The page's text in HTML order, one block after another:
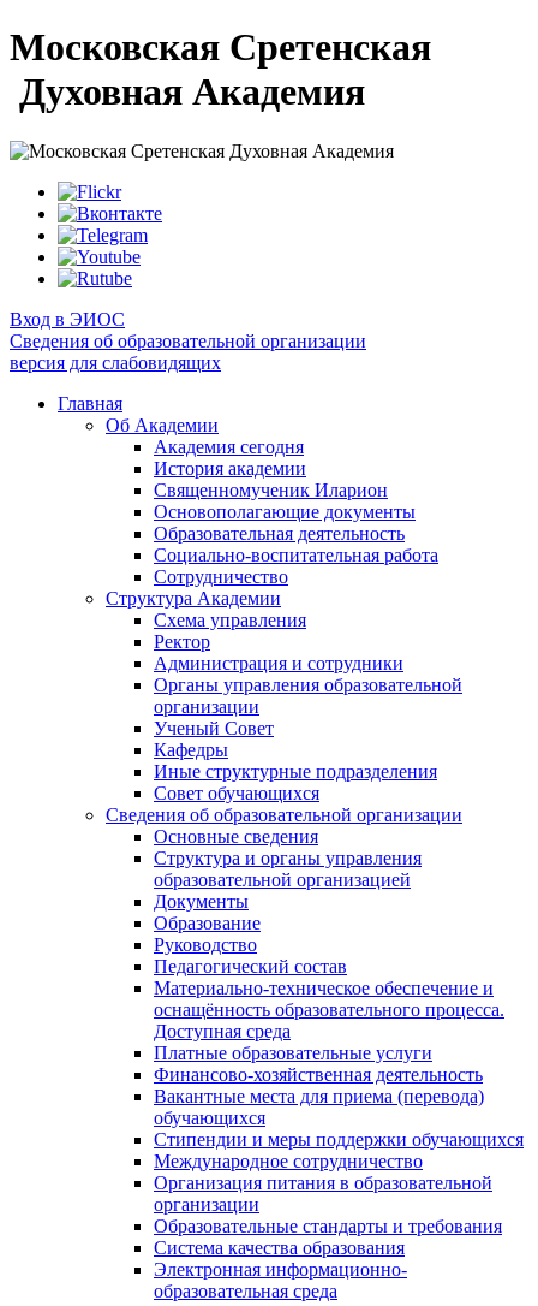
Московская Сретенская
Духовная Академия
Вход в ЭИОС
Сведения об образовательной организации
версия для слабовидящих
Главная
Об Академии
Академия сегодня
История академии
Священномученик Иларион
Основополагающие документы
Образовательная деятельность
Социально-воспитательная работа
Сотрудничество
Структура Академии
Схема управления
Ректор
Администрация и сотрудники
Органы управления образовательной
организации
Ученый Совет
Кафедры
Иные структурные подразделения
Совет обучающихся
Сведения об образовательной организации
Основные сведения
Структура и органы управления
образовательной организацией
Документы
Образование
Руководство
Педагогический состав
Материально-техническое обеспечение и
оснащённость образовательного процесса.
Доступная среда
Платные образовательные услуги
Финансово-хозяйственная деятельность
Вакантные места для приема (перевода)
обучающихся
Стипендии и меры поддержки обучающихся
Международное сотрудничество
Организация питания в образовательной
организации
Образовательные стандарты и требования
Система качества образования
Электронная информационно-
образовательная среда